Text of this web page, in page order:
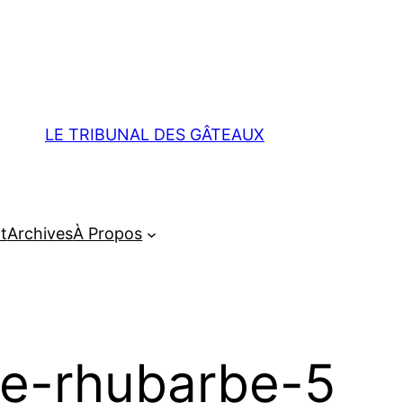
LE TRIBUNAL DES GÂTEAUX
ArchivesÀ Propos
rhubarbe-5